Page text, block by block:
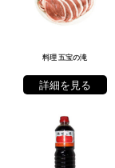
料理 五宝の滝
詳細を見る